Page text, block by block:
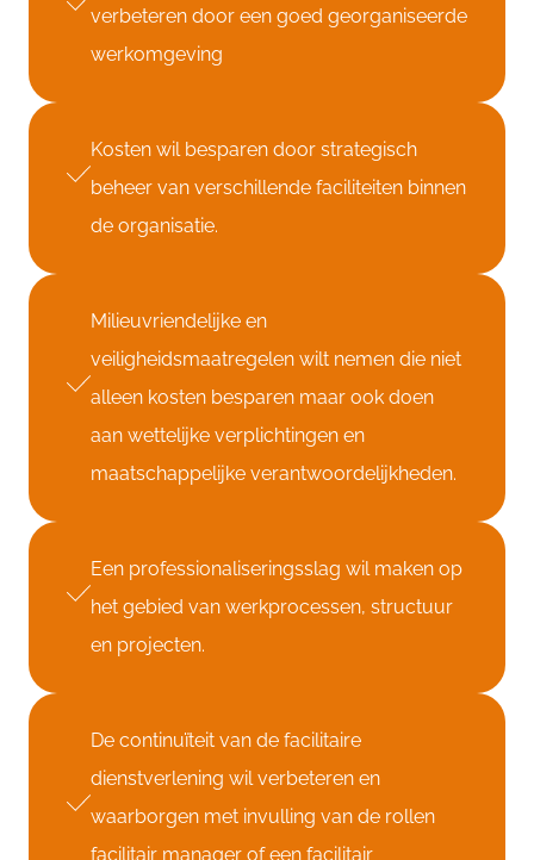
verbeteren door een goed georganiseerde
werkomgeving
Kosten wil besparen door strategisch
beheer van verschillende faciliteiten binnen
de organisatie.
Milieuvriendelijke en
veiligheidsmaatregelen wilt nemen die niet
alleen kosten besparen maar ook doen
aan wettelijke verplichtingen en
maatschappelijke verantwoordelijkheden.
Een professionaliseringsslag wil maken op
het gebied van werkprocessen, structuur
en projecten.
De continuïteit van de facilitaire
dienstverlening wil verbeteren en
waarborgen met invulling van de rollen
facilitair manager of een facilitair